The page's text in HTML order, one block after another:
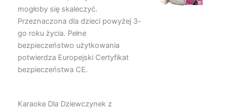
mogłoby się skaleczyć.
Przeznaczona dla dzieci powyżej 3-
go roku życia. Pełne
bezpieczeństwo użytkowania
potwierdza Europejski Certyfikat
bezpieczeństwa CE.
Karaoke Dla Dziewczynek z